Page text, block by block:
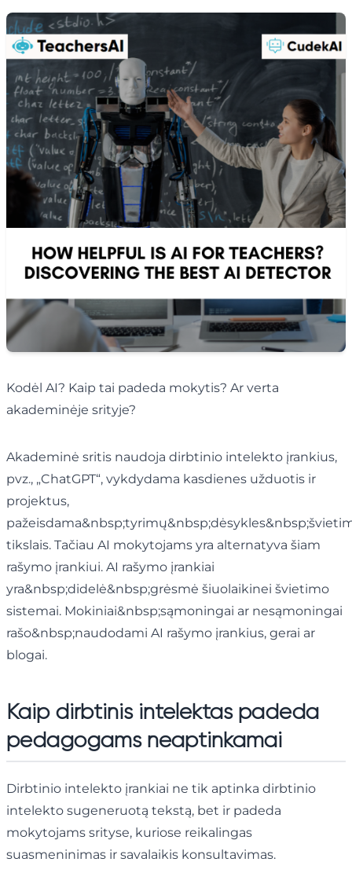
Kodėl AI? Kaip tai padeda mokytis? Ar verta
akademinėje srityje?
Akademinė sritis naudoja dirbtinio intelekto įrankius,
pvz., „ChatGPT“, vykdydama kasdienes užduotis ir
projektus,
tikslais. Tačiau AI mokytojams yra alternatyva šiam
rašymo įrankiui. AI rašymo įrankiai
yra&nbsp;didelė&nbsp;grėsmė šiuolaikinei švietimo
sistemai. Mokiniai&nbsp;sąmoningai ar nesąmoningai
rašo&nbsp;naudodami AI rašymo įrankius, gerai ar
blogai.
Kaip dirbtinis intelektas padeda
pedagogams neaptinkamai
Dirbtinio intelekto įrankiai ne tik aptinka dirbtinio
intelekto sugeneruotą tekstą, bet ir padeda
mokytojams srityse, kuriose reikalingas
suasmeninimas ir savalaikis konsultavimas.